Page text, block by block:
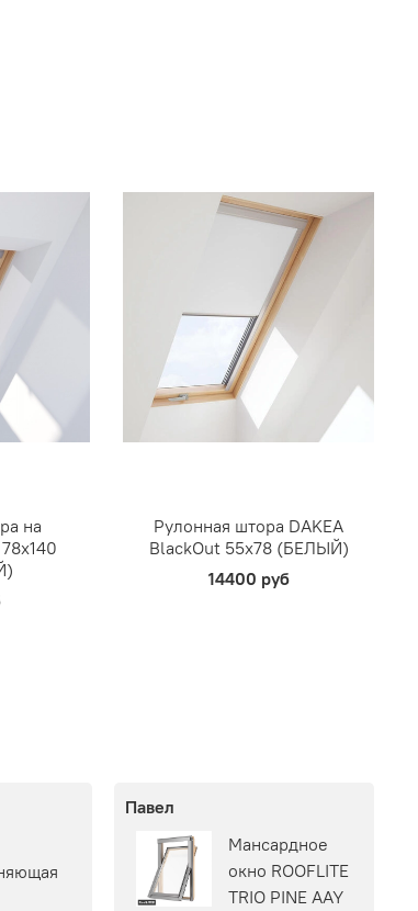
на
Рулонная штора DAKEA
BlackOut 55х78 (БЕЛЫЙ)
14400 руб
Павел
Мансардное
окно ROOFLITE
TRIO PINE AAY